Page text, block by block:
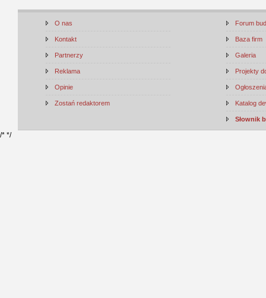
O nas
Kontakt
Partnerzy
Reklama
Opinie
Zostań redaktorem
Forum
Baza firm
Galeria
Projekty
Katalog
Słownik
/* */